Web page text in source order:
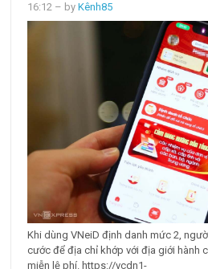
16:12 – byKênh85
Khi dùng VNeiD định danh mức 2,
cước để địa chỉ khớp với địa giới hành
miễn lệ phí. https://vcdn1-